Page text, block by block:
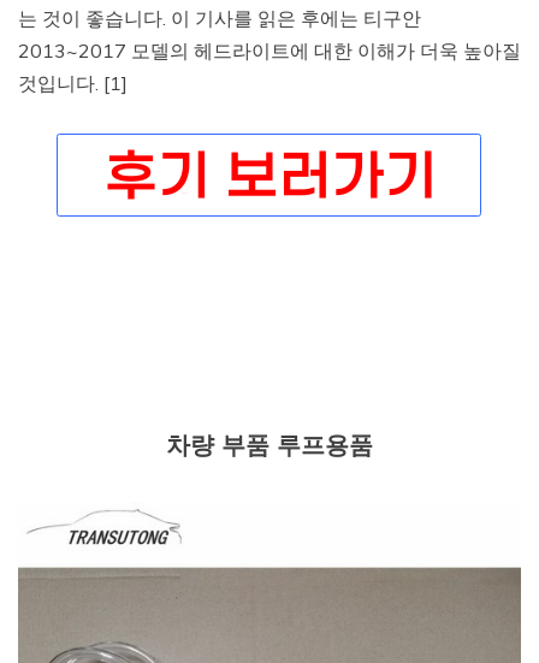
는 것이 좋습니다. 이 기사를 읽은 후에는 티구안
2013~2017 모델의 헤드라이트에 대한 이해가 더욱 높아질
것입니다. [1]
차량 부품 루프용품